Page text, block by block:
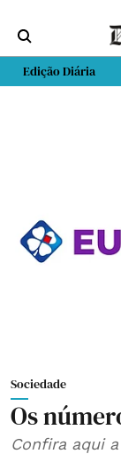
Edição Diária
Sociedade
Os
Confira aqui